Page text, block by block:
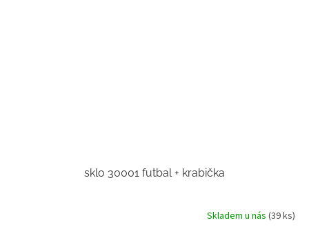
sklo 30001 futbal + krabička
Skladem u nás (39 ks)